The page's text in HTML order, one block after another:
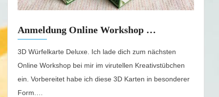
Anmeldung Online Workshop …
3D Würfelkarte Deluxe. Ich lade dich zum nächsten
Online Workshop bei mir im virutellen Kreativstübchen
ein. Vorbereitet habe ich diese 3D Karten in besonderer
Form.…